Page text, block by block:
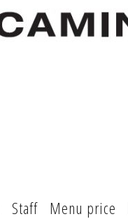
Staff Menu price